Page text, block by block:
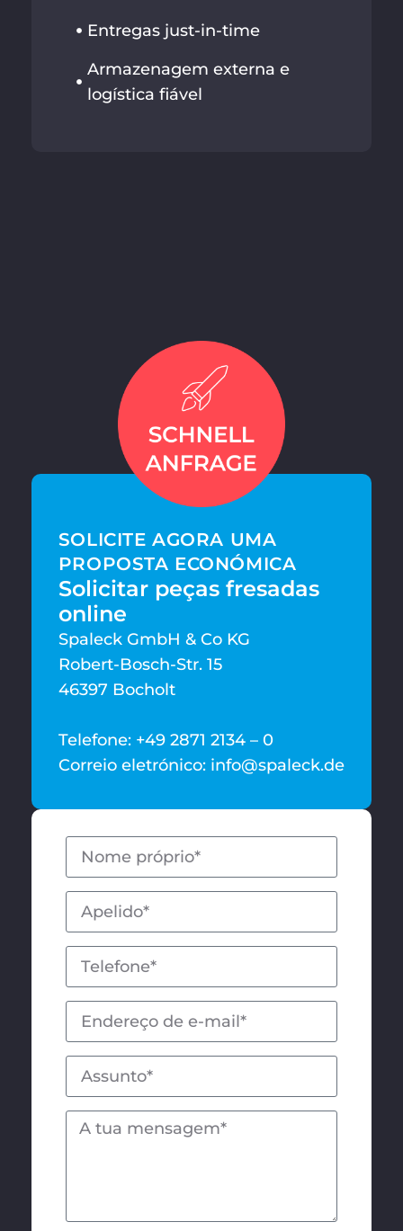
Entregas just-in-time
Armazenagem externa e
logística fiável
SOLICITE AGORA UMA
PROPOSTA ECONÓMICA
Solicitar peças fresadas
online
Spaleck GmbH & Co KG
Robert-Bosch-Str. 15
46397 Bocholt
Telefone: +49 2871 2134 – 0
Correio eletrónico: info@spaleck.de